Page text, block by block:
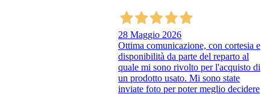
28 Maggio 2026
Ottima comunicazione, con cortesia e
disponibilità da parte del reparto al
quale mi sono rivolto per l'acquisto di
un prodotto usato. Mi sono state
inviate foto per poter meglio decidere